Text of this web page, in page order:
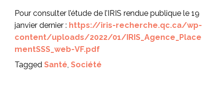
Pour consulter l’étude de l’IRIS rendue publique le 19
janvier dernier : https://iris-recherche.qc.ca/wp-
content/uploads/2022/01/IRIS_Agence_Place
mentSSS_web-VF.pdf
Tagged Santé, Société